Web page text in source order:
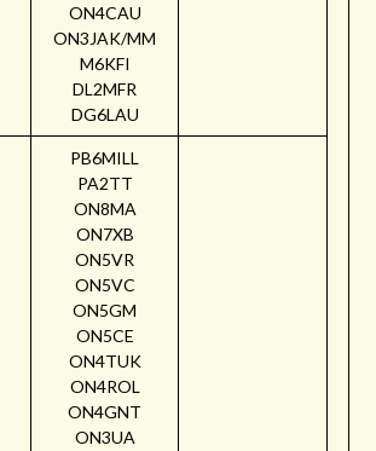
ON4CAU
ON3JAK/MM
M6KFI
DL2MFR
DG6LAU
PB6MILL
PA2TT
ON8MA
ON7XB
ON5VR
ON5VC
ON5GM
ON5CE
ON4TUK
ON4ROL
ON4GNT
ON3UA